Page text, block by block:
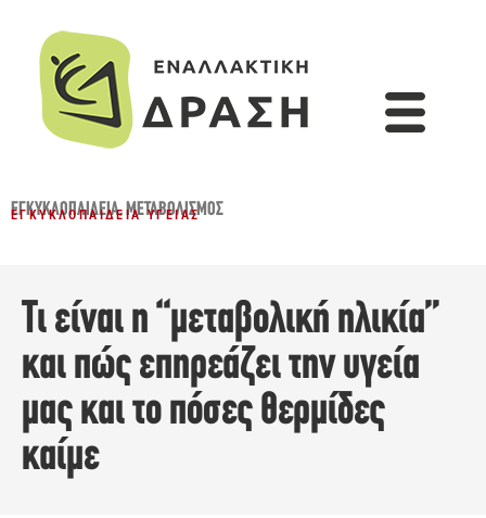
ΕΓΚΥΚΛΟΠΑΙΔΕΙΑ,ΜΕΤΑΒΟΛΙΣΜΌΣ
ΕΓΚΥΚΛΟΠΑΊΔΕΙΑ ΥΓΕΊΑΣ
Τι είναι η “μεταβολική ηλικία”
και πώς επηρεάζει την υγεία
μας και το πόσες θερμίδες
καίμε